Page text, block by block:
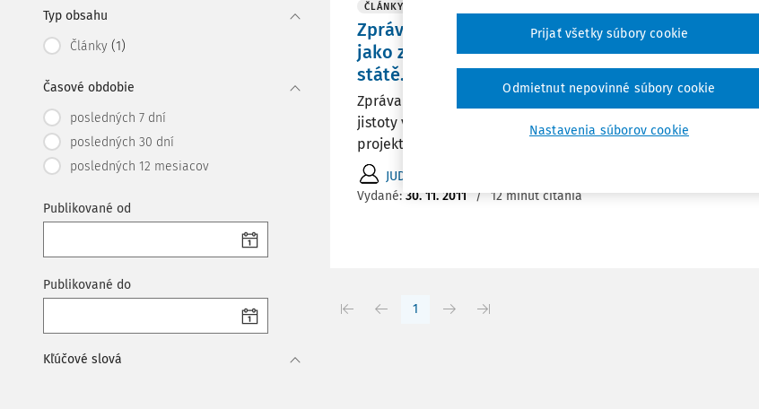
Typ obsahu
Články (1)
Časové obdobie
posledných 7 dní
posledných 30 dní
posledných 12 mesiacov
Publikované od
Publikované do
Kľúčové slová
ČLÁNKY
Zpráva z mezinárodní konference Metodologie
jako záruka právní jistoty v soudobém
státě.
Zpráva z mezinárodní konference Metodologie interpretace
jistoty v soudobém demokratickém právním státě. Tato
projektu Grantové agentury České republiky č.P408/10/1599 s...
JUDr. Pavel Ondřejek Ph.D.
Vydané: 30. 11. 2011 / 12 minút čítania
1
Nastavenia súborov cookie
Odmietnut nepovinné súbory cookie
Prijať všetky súbory cookie